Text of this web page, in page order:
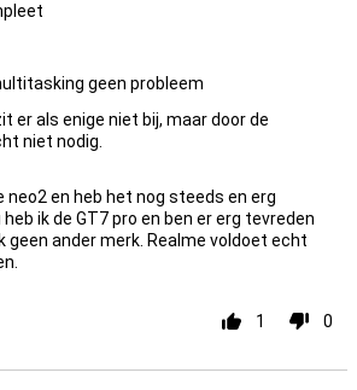
geen probleem
er als enige niet bij, maar door de
niet nodig.
neo2 en heb het nog steeds en erg
ik de GT7 pro en ben er erg tevreden
geen ander merk. Realme voldoet echt
1 0